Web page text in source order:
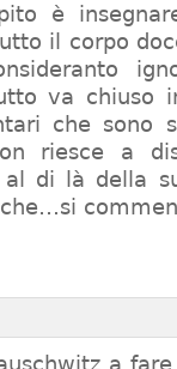
è
il corpo
va chiuso
che sono
riesce a
di là della
a